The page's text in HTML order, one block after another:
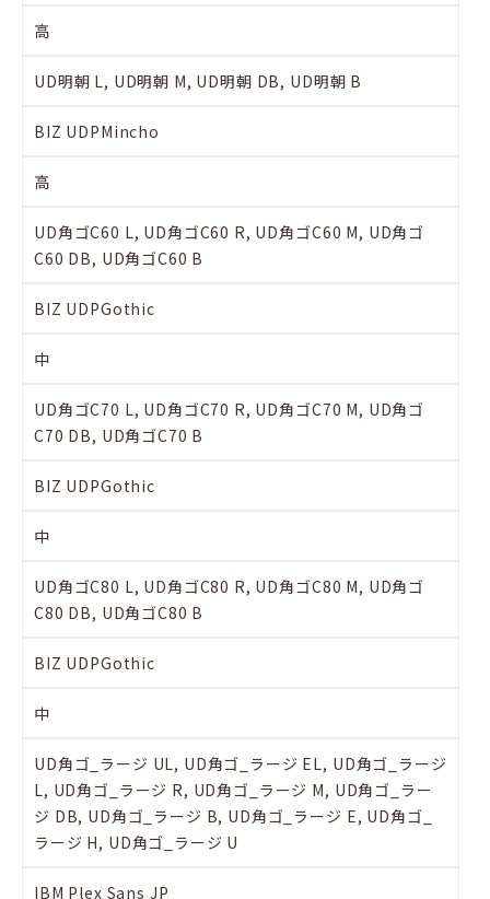
高
UD明朝 L, UD明朝 M, UD明朝 DB, UD明朝 B
BIZ UDPMincho
高
UD角ゴC60 L, UD角ゴC60 R, UD角ゴC60 M, UD角ゴ
C60 DB, UD角ゴC60 B
BIZ UDPGothic
中
UD角ゴC70 L, UD角ゴC70 R, UD角ゴC70 M, UD角ゴ
C70 DB, UD角ゴC70 B
BIZ UDPGothic
中
UD角ゴC80 L, UD角ゴC80 R, UD角ゴC80 M, UD角ゴ
C80 DB, UD角ゴC80 B
BIZ UDPGothic
中
UD角ゴ_ラージ UL, UD角ゴ_ラージ EL, UD角ゴ_ラージ
L, UD角ゴ_ラージ R, UD角ゴ_ラージ M, UD角ゴ_ラー
ジ DB, UD角ゴ_ラージ B, UD角ゴ_ラージ E, UD角ゴ_
ラージ H, UD角ゴ_ラージ U
IBM Plex Sans JP